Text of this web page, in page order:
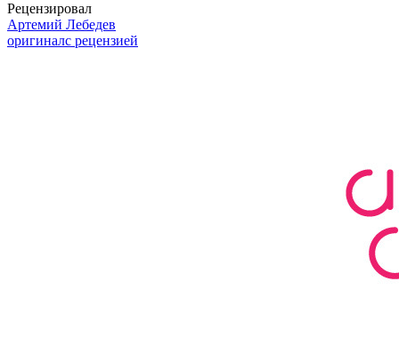
Рецензировал
Артемий Лебедев
оригиналс рецензией